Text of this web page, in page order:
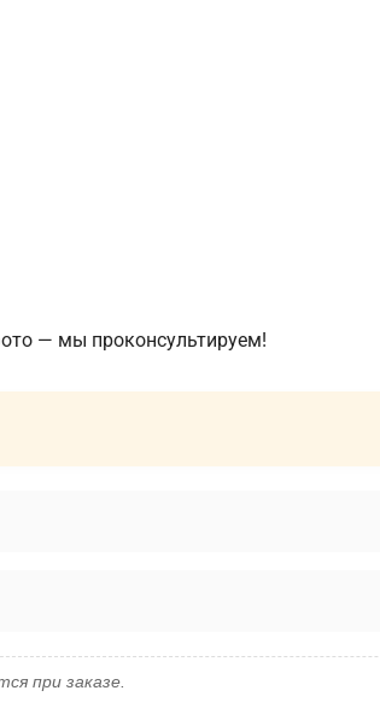
— мы проконсультируем!
при заказе.